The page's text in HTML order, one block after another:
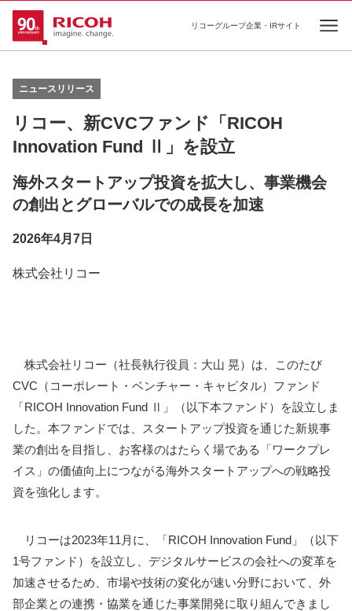
リコーグループ企業・IRサイト
ニュースリリース
リコー、新CVCファンド「RICOH
Innovation Fund Ⅱ」を設立
海外スタートアップ投資を拡大し、事業機会
の創出とグローバルでの成長を加速
2026年4月7日
株式会社リコー
株式会社リコー（社長執行役員：大山 晃）は、このたび
CVC（コーポレート・ベンチャー・キャピタル）ファンド
「RICOH Innovation Fund Ⅱ」（以下本ファンド）を設立しま
した。本ファンドでは、スタートアップ投資を通じた新規事
業の創出を目指し、お客様のはたらく場である「ワークプレ
イス」の価値向上につながる海外スタートアップへの戦略投
資を強化します。
リコーは2023年11月に、「RICOH Innovation Fund」（以下
1号ファンド）を設立し、デジタルサービスの会社への変革を
加速させるため、市場や技術の変化が速い分野において、外
部企業との連携・協業を通じた事業開発に取り組んできまし